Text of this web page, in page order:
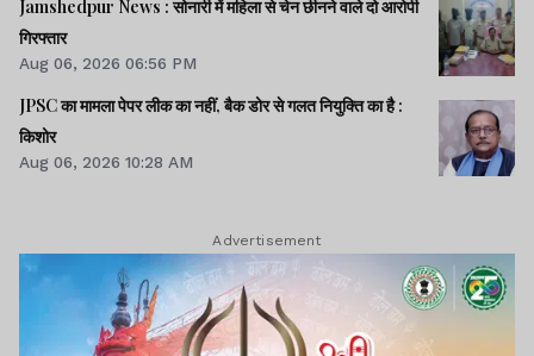
Jamshedpur News : सोनारी में महिला से चेन छीनने वाले दो आरोपी
गिरफ्तार
Aug 06, 2026 06:56 PM
JPSC का मामला पेपर लीक का नहीं, बैक डोर से गलत नियुक्ति का है :
किशोर
Aug 06, 2026 10:28 AM
Advertisement